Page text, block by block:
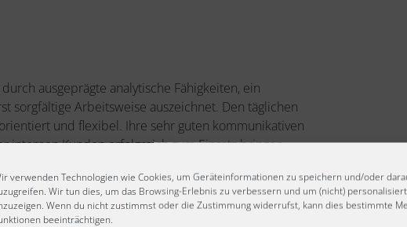
verwenden Technologien wie Cookies, um Geräteinformationen zu speichern und/oder
Wir tun dies, um das Browsing-Erlebnis zu verbessern und um (nicht)
Wenn du nicht zustimmst oder die Zustimmung widerrufst, kann dies bestimmte
beeinträchtigen.
ausgeprägte analytische Fähigkeiten, ein
sorgfältige Arbeitsweise auszeichnet. Den täglichen
und flexibel. Ihre sehr guten kommunikativen
internen Kunden erfolgreich zum Einsatz bringen,
für die Zusammenarbeit in einem starken
fachliche Voraussetzungen bringen Sie mit: